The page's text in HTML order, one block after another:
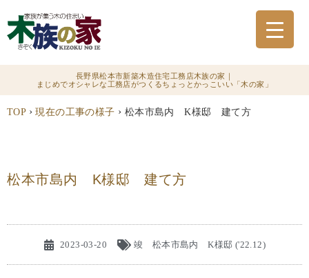
長野県松本市新築木造住宅工務店木族の家｜
まじめでオシャレな工務店がつくるちょっとかっこいい「木の家」
TOP › 現在の工事の様子 › 松本市島内 K様邸 建て方
松本市島内 K様邸 建て方
2023-03-20 竣 松本市島内 K様邸 ('22.12)